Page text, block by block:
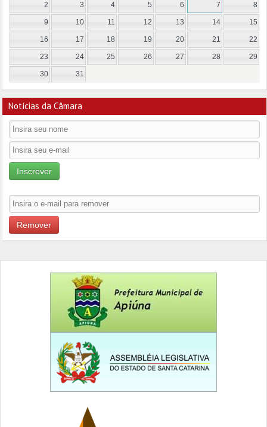
2 3 4 5 6 7 8
9 10 11 12 13 14 15
16 17 18 19 20 21 22
23 24 25 26 27 28 29
30 31
Notícias da Câmara
Inscrever
Remover